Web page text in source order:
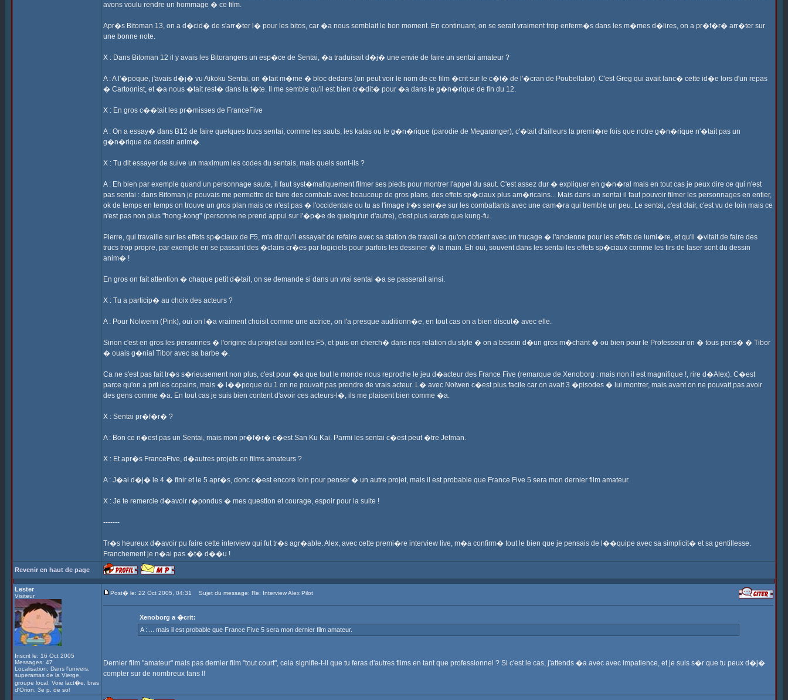
avons voulu rendre un hommage � ce film.
Apr�s Bitoman 13, on a d�cid� de s'arr�ter l� pour les bitos, car �a nous semblait le bon moment. En continuant, on se serait vraiment trop enferm�s dans les m�mes d�lires, on a pr�f�r� arr�ter sur
une bonne note.
X : Dans Bitoman 12 il y avais les Bitorangers un esp�ce de Sentai, �a traduisait d�j� une envie de faire un sentai amateur ?
A : A l'�poque, j'avais d�j� vu Aikoku Sentai, on �tait m�me � bloc dedans (on peut voir le nom de ce film �crit sur le c�t� de l'�cran de Poubellator). C'est Greg qui avait lanc� cette id�e lors d'un repas
� Cartoonist, et �a nous �tait rest� dans la t�te. Il me semble qu'il est bien cr�dit� pour �a dans le g�n�rique de fin du 12.
X : En gros c��tait les pr�misses de FranceFive
A : On a essay� dans B12 de faire quelques trucs sentai, comme les sauts, les katas ou le g�n�rique (parodie de Megaranger), c'�tait d'ailleurs la premi�re fois que notre g�n�rique n'�tait pas un
g�n�rique de dessin anim�.
X : Tu dit essayer de suive un maximum les codes du sentais, mais quels sont-ils ?
A : Eh bien par exemple quand un personnage saute, il faut syst�matiquement filmer ses pieds pour montrer l'appel du saut. C'est assez dur � expliquer en g�n�ral mais en tout cas je peux dire ce qui n'est
pas sentai : dans Bitoman je pouvais me permettre de faire des combats avec beaucoup de gros plans, des effets sp�ciaux plus am�ricains... Mais dans un sentai il faut pouvoir filmer les personnages en entier,
ok de temps en temps on trouve un gros plan mais ce n'est pas � l'occidentale ou tu as l'image tr�s serr�e sur les combattants avec une cam�ra qui tremble un peu. Le sentai, c'est clair, c'est vu de loin mais ce
n'est pas non plus "hong-kong" (personne ne prend appui sur l'�p�e de quelqu'un d'autre), c'est plus karate que kung-fu.
Pierre, qui travaille sur les effets sp�ciaux de F5, m'a dit qu'il essayait de refaire avec sa station de travail ce qu'on obtient avec un trucage � l'ancienne pour les effets de lumi�re, et qu'il �vitait de faire des
trucs trop propre, par exemple en se passant des �clairs cr�es par logiciels pour parfois les dessiner � la main. Eh oui, souvent dans les sentai les effets sp�ciaux comme les tirs de laser sont du dessin
anim� !
En gros on fait attention � chaque petit d�tail, on se demande si dans un vrai sentai �a se passerait ainsi.
X : Tu a particip� au choix des acteurs ?
A : Pour Nolwenn (Pink), oui on l�a vraiment choisit comme une actrice, on l'a presque auditionn�e, en tout cas on a bien discut� avec elle.
Sinon c'est en gros les personnes � l'origine du projet qui sont les F5, et puis on cherch� dans nos relation du style � on a besoin d�un gros m�chant � ou bien pour le Professeur on � tous pens� � Tibor
� ouais g�nial Tibor avec sa barbe �.
Ca ne s'est pas fait tr�s s�rieusement non plus, c'est pour �a que tout le monde nous reproche le jeu d�acteur des France Five (remarque de Xenoborg : mais non il est magnifique !, rire d�Alex). C�est
parce qu'on a prit les copains, mais � l��poque du 1 on ne pouvait pas prendre de vrais acteur. L� avec Nolwen c�est plus facile car on avait 3 �pisodes � lui montrer, mais avant on ne pouvait pas avoir
des gens comme �a. En tout cas je suis bien content d'avoir ces acteurs-l�, ils me plaisent bien comme �a.
X : Sentai pr�f�r� ?
A : Bon ce n�est pas un Sentai, mais mon pr�f�r� c�est San Ku Kai. Parmi les sentai c�est peut �tre Jetman.
X : Et apr�s FranceFive, d�autres projets en films amateurs ?
A : J�ai d�j� le 4 � finir et le 5 apr�s, donc c�est encore loin pour penser � un autre projet, mais il est probable que France Five 5 sera mon dernier film amateur.
X : Je te remercie d�avoir r�pondus � mes question et courage, espoir pour la suite !
-------
Tr�s heureux d�avoir pu faire cette interview qui fut tr�s agr�able. Alex, avec cette premi�re interview live, m�a confirm� tout le bien que je pensais de l��quipe avec sa simplicit� et sa gentillesse.
Franchement je n�ai pas �t� d��u !
Revenir en haut de page
Lester
Visiteur
Inscrit le: 16 Oct 2005
Messages: 47
Localisation: Dans l'univers,
superamas de la Vierge,
groupe local, Voie lact�e, bras
d'Orion, 3e p. de sol
Post� le: 22 Oct 2005, 04:31 Sujet du message: Re: Interview Alex Pilot
Xenoborg a �crit:
A : ... mais il est probable que France Five 5 sera mon dernier film amateur.
Dernier film "amateur" mais pas dernier film "tout court", cela signifie-t-il que tu feras d'autres films en tant que professionnel ? Si c'est le cas, j'attends �a avec avec impatience, et je suis s�r que tu peux d�j�
compter sur de nombreux fans !!